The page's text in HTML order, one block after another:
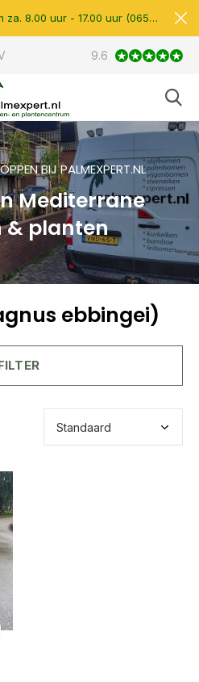
Scherpe prijzen
9.6
Ons terrein is geopend di. t/m za. 8.00 uur - 17.00 uur (0657510597)
BIJ PALMEXPERT.NL
Mediterrane
& planten
ebbingei)